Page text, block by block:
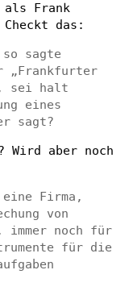
als Frank
das:
sagte
„Frankfurter
sei halt
eines
sagt?
Wird aber noch
Firma,
von
immer noch für
für die